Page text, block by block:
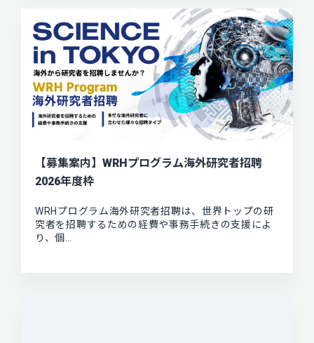
【募集案内】WRHプログラム海外研究者招聘
2026年度枠
WRHプログラム海外研究者招聘は、世界トップの研
究者を招聘するための経費や事務手続きの支援によ
り、個…